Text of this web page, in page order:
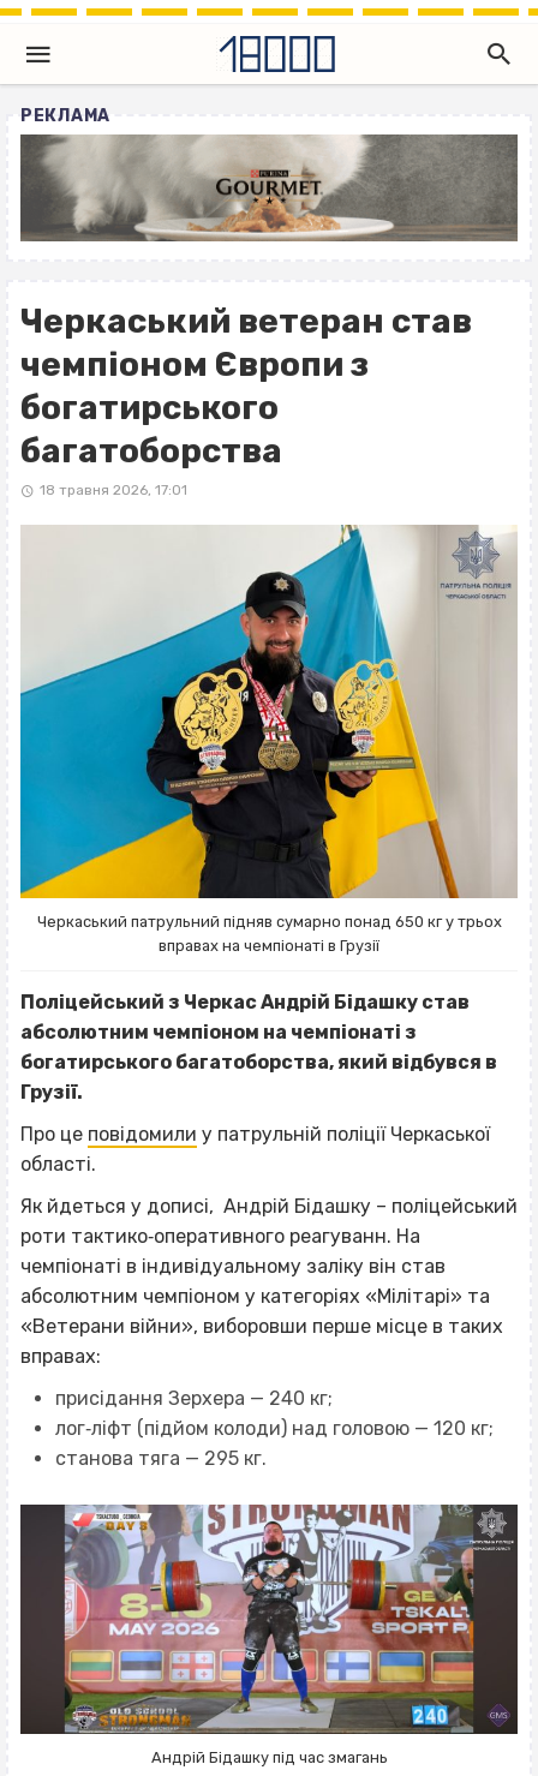
РЕКЛАМА
Черкаський ветеран став
чемпіоном Європи з
богатирського
багатоборства
18 травня 2026, 17:01
Черкаський патрульний підняв сумарно понад 650 кг у трьох
вправах на чемпіонаті в Грузії
Поліцейський з Черкас Андрій Бідашку став
абсолютним чемпіоном на чемпіонаті з
богатирського багатоборства, який відбувся в
Грузії.
Про це повідомили у патрульній поліції Черкаської
області.
Як йдеться у дописі, Андрій Бідашку – поліцейський
роти тактико‐оперативного реагуванн. На
чемпіонаті в індивідуальному заліку він став
абсолютним чемпіоном у категоріях «Мілітарі» та
«Ветерани війни», виборовши перше місце в таких
вправах:
присідання Зерхера — 240 кг;
лог‐ліфт (підйом колоди) над головою — 120 кг;
станова тяга — 295 кг.
Андрій Бідашку під час змагань